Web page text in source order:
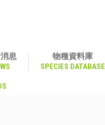
息 物種資料庫
SPECIES DATABASE